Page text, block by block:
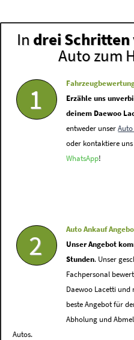
In drei Schritten
Auto zum
1
Erzähle uns
deinem Daewoo
entweder unser
oder kontaktiere
WhatsApp!
2
Auto Ankauf
Unser Angebot
Stunden. Unser
Fachpersonal
Daewoo Lacetti und
beste Angebot für
Abholung und
Autos.